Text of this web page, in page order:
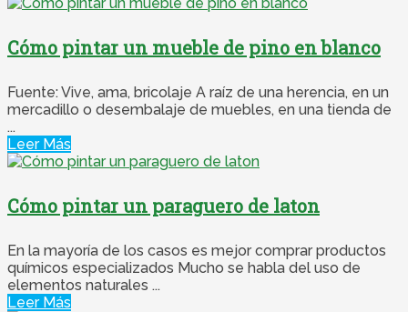
Cómo pintar un mueble de pino en blanco
Fuente: Vive, ama, bricolaje A raíz de una herencia, en un
mercadillo o desembalaje de muebles, en una tienda de
...
Leer Más
Cómo pintar un paraguero de laton
En la mayoría de los casos es mejor comprar productos
químicos especializados Mucho se habla del uso de
elementos naturales ...
Leer Más